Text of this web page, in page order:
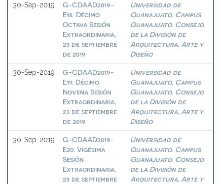
30-Sep-2019
G-CDAAD2019-
E18. Décimo
Octava Sesión
Extraordinaria,
23 de septiembre
de 2019
Universidad de
Guanajuato. Campus
Guanajuato. Consejo
de la División de
Arquitectura, Arte y
Diseño
30-Sep-2019
G-CDAAD2019-
E19. Décimo
Novena Sesión
Extraordinaria,
23 de septiembre
de 2019
Universidad de
Guanajuato. Campus
Guanajuato. Consejo
de la División de
Arquitectura, Arte y
Diseño
30-Sep-2019
G-CDAAD2019-
E20. Vigésima
Sesión
Extraordinaria,
23 de septiembre
Universidad de
Guanajuato. Campus
Guanajuato. Consejo
de la División de
Arquitectura, Arte y